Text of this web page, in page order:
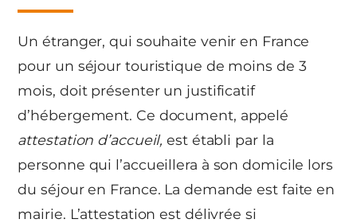
Un étranger, qui souhaite venir en France
pour un séjour touristique de moins de 3
mois, doit présenter un justificatif
d’hébergement. Ce document, appelé
attestation d’accueil, est établi par la
personne qui l’accueillera à son domicile lors
du séjour en France. La demande est faite en
mairie. L’attestation est délivrée si